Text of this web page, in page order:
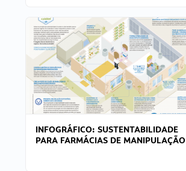
INFOGRÁFICO: SUSTENTABILIDADE
PARA FARMÁCIAS DE MANIPULAÇÃO